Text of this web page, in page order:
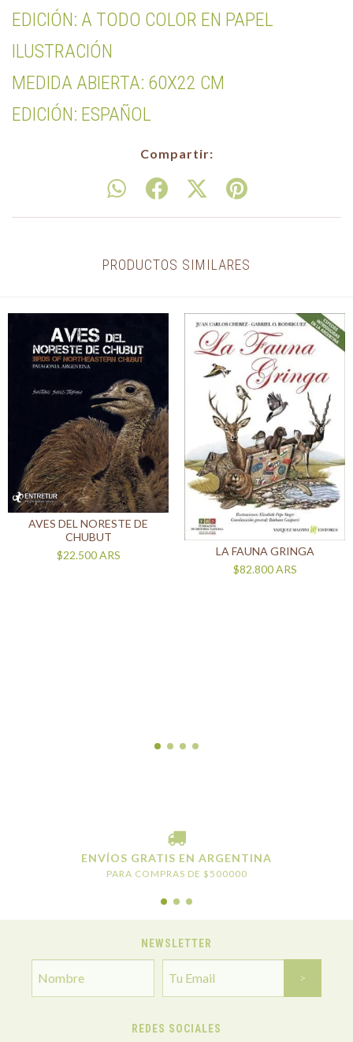
EDICIÓN: A TODO COLOR EN PAPEL
ILUSTRACIÓN
MEDIDA ABIERTA: 60X22 CM
EDICIÓN: ESPAÑOL
Compartir:
PRODUCTOS SIMILARES
AVES DEL NORESTE DE
CHUBUT
$22.500ARS
LA FAUNA GRINGA
$82.800ARS
ENVÍOS GRATIS EN ARGENTINA
PARA COMPRAS DE $500000
NEWSLETTER
REDES SOCIALES